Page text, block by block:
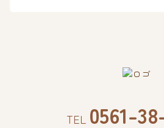
TEL 0561-